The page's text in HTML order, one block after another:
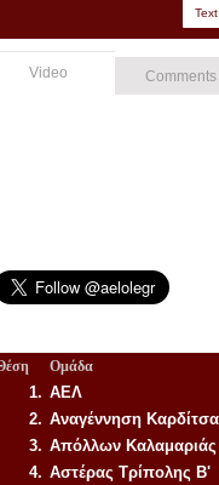
Video Comments
Ομάδα
1. ΑΕΛ
2. Αναγέννηση
3. Απόλλων Καλαμαριάς
4. Αστέρας Τρίπολης Β'